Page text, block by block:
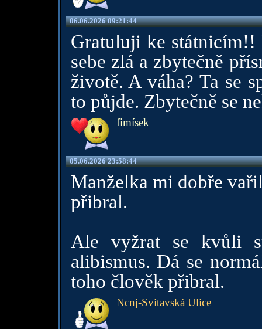
06.06.2026 09:21:44
Gratuluji ke státnicím!!
sebe zlá a zbytečně
životě. A váha? Ta se
to půjde. Zbytečně se
fimísek
05.06.2026 23:58:44
Manželka mi dobře
přibral.
Ale vyžrat se kvůli
alibismus. Dá se
toho člověk přibral.
Ncnj-Svitavská Ulice